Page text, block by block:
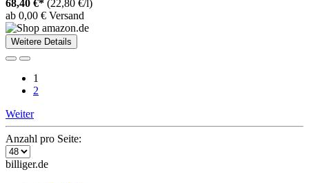
68,40 €* (22,80 €/l)
ab 0,00 € Versand
Weitere Details
1
2
Weiter
Anzahl pro Seite:
billiger.de